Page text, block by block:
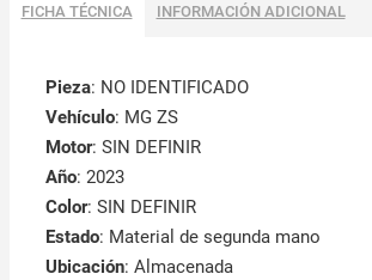
FICHA TÉCNICA INFORMACIÓN ADICIONAL
Pieza: NO IDENTIFICADO
Vehículo: MG ZS
Motor: SIN DEFINIR
Año: 2023
Color: SIN DEFINIR
Estado: Material de segunda mano
Ubicación: Almacenada